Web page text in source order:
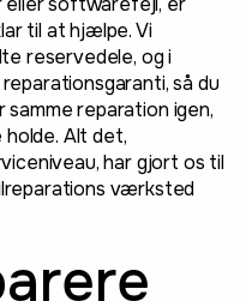
til at hjælpe. Vi
reservedele, og i
så du
reparation igen,
Alt det,
har gjort os til
værksted